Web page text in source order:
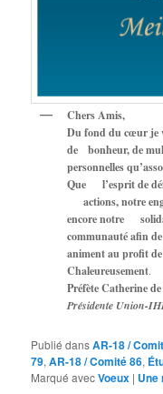
Chers Amis,
Du fond du cœur je
de bonheur, de
personnelles
Que l’esprit de
actions, notre
encore notre
communauté afin
animent au profit
Chaleureusement.
Préfète Catherine
Présidente Union-
Publié dansAR-18 /
79,AR-18 / Comité 86,
Marqué avecVoeux | Une